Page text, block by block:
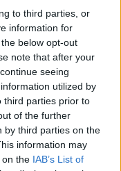
to third parties, or
information for
below opt-out
note that after your
seeing
utilized by
third parties prior to
of the further
by third parties on the
information may
on the IAB’s List of